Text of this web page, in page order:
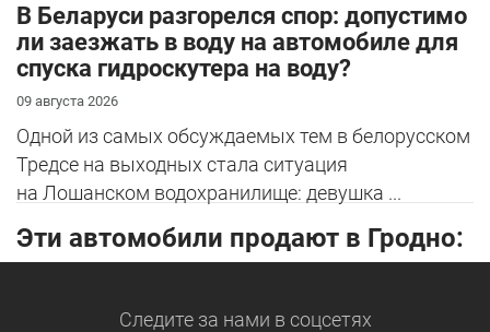
В Беларуси разгорелся спор: допустимо
ли заезжать в воду на автомобиле для
спуска гидроскутера на воду?
09 августа 2026
Одной из самых обсуждаемых тем в белорусском
Тредсе на выходных стала ситуация
на Лошанском водохранилище: девушка ...
Эти автомобили продают в Гродно:
Следите за нами в соцсетях